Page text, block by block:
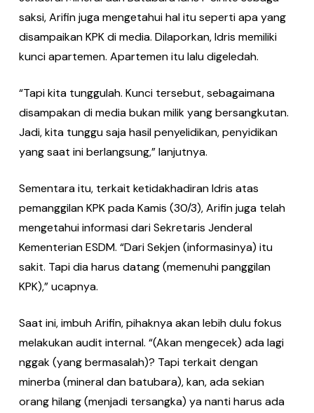
saksi, Arifin juga mengetahui hal itu seperti apa yang
disampaikan KPK di media. Dilaporkan, Idris memiliki
kunci apartemen. Apartemen itu lalu digeledah.
“Tapi kita tunggulah. Kunci tersebut, sebagaimana
disampakan di media bukan milik yang bersangkutan.
Jadi, kita tunggu saja hasil penyelidikan, penyidikan
yang saat ini berlangsung,” lanjutnya.
Sementara itu, terkait ketidakhadiran Idris atas
pemanggilan KPK pada Kamis (30/3), Arifin juga telah
mengetahui informasi dari Sekretaris Jenderal
Kementerian ESDM. “Dari Sekjen (informasinya) itu
sakit. Tapi dia harus datang (memenuhi panggilan
KPK),” ucapnya.
Saat ini, imbuh Arifin, pihaknya akan lebih dulu fokus
melakukan audit internal. “(Akan mengecek) ada lagi
nggak (yang bermasalah)? Tapi terkait dengan
minerba (mineral dan batubara), kan, ada sekian
orang hilang (menjadi tersangka) ya nanti harus ada